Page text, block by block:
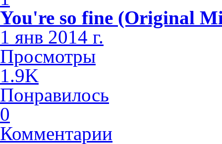
You're so fine (Original
1 янв 2014 г.
Просмотры
1.9K
Понравилось
0
Комментарии